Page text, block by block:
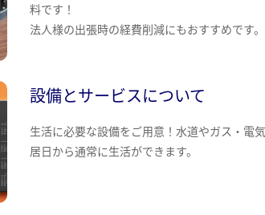
料です！
法人様の出張時の経費削減にもおすすめです。
設備とサービスについて
生活に必要な設備をご用意！水道やガス・電
居日から通常に生活ができます。